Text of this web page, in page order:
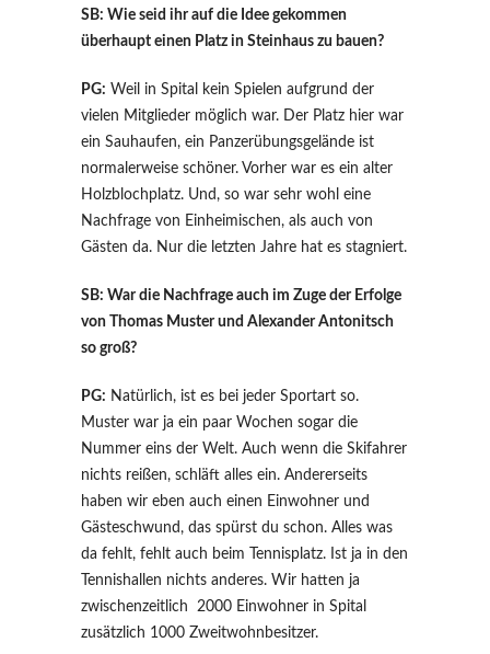
SB: Wie seid ihr auf die Idee gekommen
überhaupt einen Platz in Steinhaus zu bauen?
PG: Weil in Spital kein Spielen aufgrund der
vielen Mitglieder möglich war. Der Platz hier war
ein Sauhaufen, ein Panzerübungsgelände ist
normalerweise schöner. Vorher war es ein alter
Holzblochplatz. Und, so war sehr wohl eine
Nachfrage von Einheimischen, als auch von
Gästen da. Nur die letzten Jahre hat es stagniert.
SB: War die Nachfrage auch im Zuge der Erfolge
von Thomas Muster und Alexander Antonitsch
so groß?
PG: Natürlich, ist es bei jeder Sportart so.
Muster war ja ein paar Wochen sogar die
Nummer eins der Welt. Auch wenn die Skifahrer
nichts reißen, schläft alles ein. Andererseits
haben wir eben auch einen Einwohner und
Gästeschwund, das spürst du schon. Alles was
da fehlt, fehlt auch beim Tennisplatz. Ist ja in den
Tennishallen nichts anderes. Wir hatten ja
zwischenzeitlich 2000 Einwohner in Spital
zusätzlich 1000 Zweitwohnbesitzer.